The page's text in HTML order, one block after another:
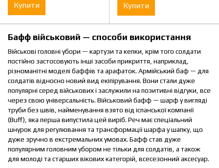
Бафф військовий — способи використання
Військові головні убори — картузи та кепки, крім того солдати
постійно застосовують інші засоби прикриття, наприклад,
різноманітні моделі баффів та арафаток. Армійський баф — для
солдатів відносно новий вид екіпірування. Вони стали дуже
популярні серед військових і заслужили на позитивні відгуки, все
через свою універсальність. Військовий бафф — шарф у вигляді
труби без швів, найменування взято від іспанської компанії
(Buff), яка перша випустила цей виріб. Реч має спеціальний
шнурок для регулювання та трансформації шарфа у шапку, що
дуже зручно в екстремальних умовах. Бафф став дуже
популярним головним убором не тільки для солдатів, а також
для молоді та старших вікових категорій, всесезонний аксесуар.
Купити Купити